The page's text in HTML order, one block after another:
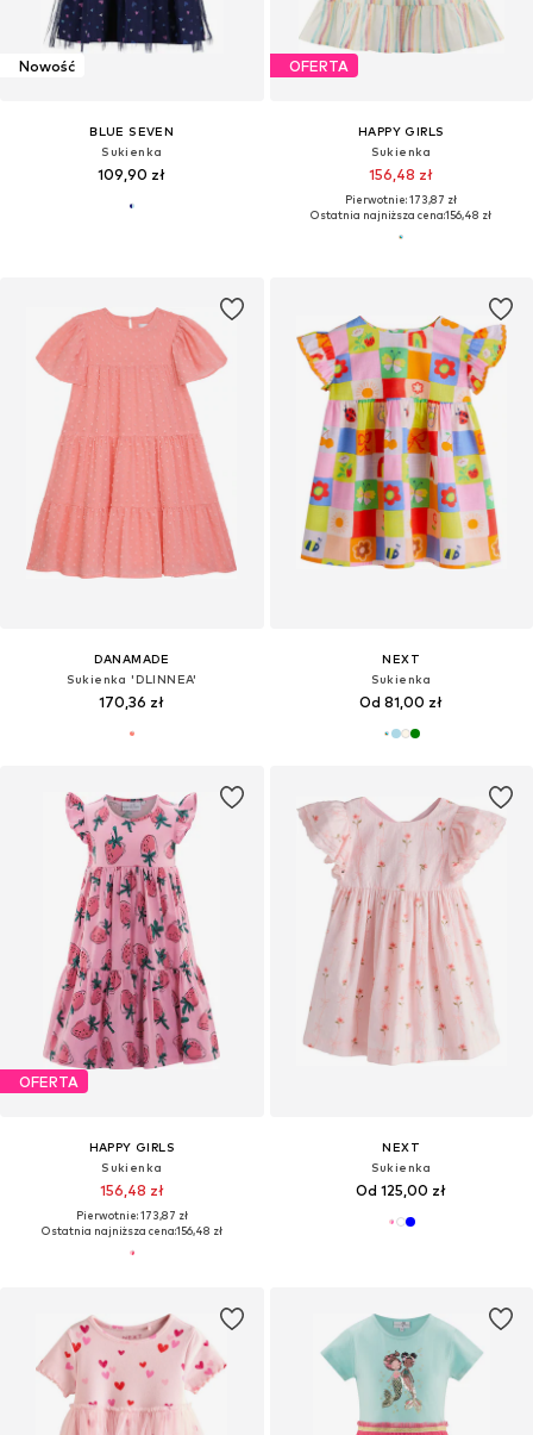
Nowość
BLUE SEVEN
Sukienka
109,90 zł
OFERTA
HAPPY GIRLS
Sukienka
156,48 zł
Pierwotnie: 173,87 zł
Ostatnia najniższa cena:156,48 zł
DANAMADE
Sukienka 'DLINNEA'
170,36 zł
NEXT
Sukienka
Od 81,00 zł
OFERTA
HAPPY GIRLS
Sukienka
156,48 zł
Pierwotnie: 173,87 zł
Ostatnia najniższa cena:156,48 zł
NEXT
Sukienka
Od 125,00 zł